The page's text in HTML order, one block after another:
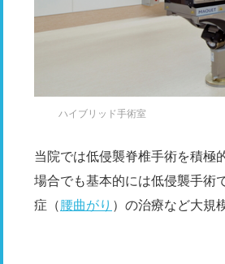
ハイブリッド手術室
当院では低侵襲脊椎手術を積極
場合でも基本的には低侵襲手術
症（腰曲がり ）の治療など大規